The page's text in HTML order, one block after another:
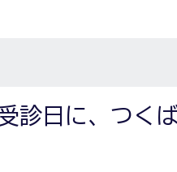
診日に、つく